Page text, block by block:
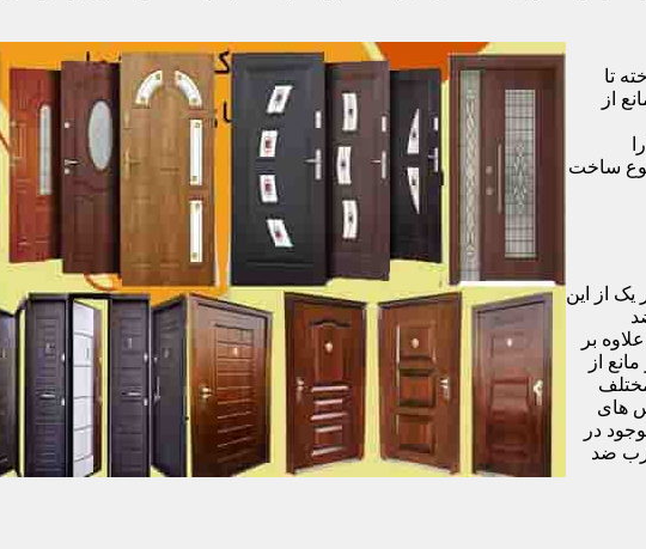
تا
از
ساخت
از این
بر
از
های
در
ضد